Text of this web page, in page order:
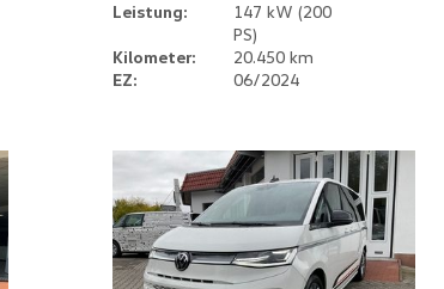
Leistung:
147 kW (200
PS)
Kilometer:
20.450 km
EZ:
06/2024